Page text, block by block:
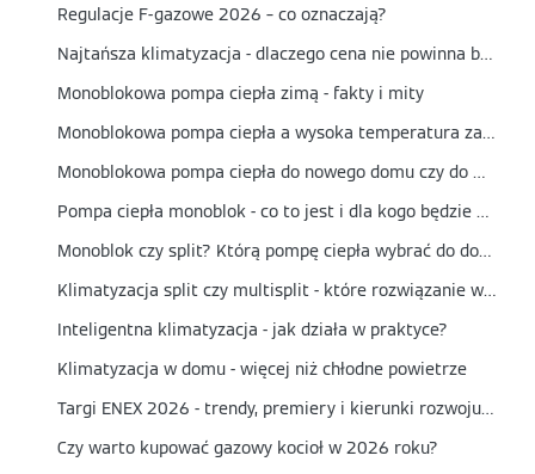
Regulacje F-gazowe 2026 – co oznaczają?
Najtańsza klimatyzacja - dlaczego cena nie powinna być jedynym kryterium wyboru?
Monoblokowa pompa ciepła zimą - fakty i mity
Monoblokowa pompa ciepła a wysoka temperatura zasilania - czy nadaje się do grzejników?
Monoblokowa pompa ciepła do nowego domu czy do modernizacji? Kiedy to najlepszy wybór?
Pompa ciepła monoblok - co to jest i dla kogo będzie najlepszym wyborem?
Monoblok czy split? Którą pompę ciepła wybrać do domu?
Klimatyzacja split czy multisplit - które rozwiązanie wybrać?
Inteligentna klimatyzacja - jak działa w praktyce?
Klimatyzacja w domu - więcej niż chłodne powietrze
Targi ENEX 2026 - trendy, premiery i kierunki rozwoju energetyki
Czy warto kupować gazowy kocioł w 2026 roku?